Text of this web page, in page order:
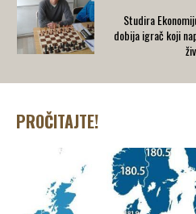
Studira
dobija igrač koji
PROČITAJTE!